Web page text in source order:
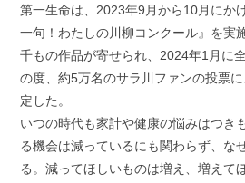
第一生命は、2023年9月から10月にか
一句！わたしの川柳コンクール』を実
千もの作品が寄せられ、2024年1月に
の度、約5万名のサラ川ファンの投票
定した。
いつの時代も家計や健康の悩みはつき
る機会は減っているにも関わらず、な
る。減ってほしいものは増え、増えて